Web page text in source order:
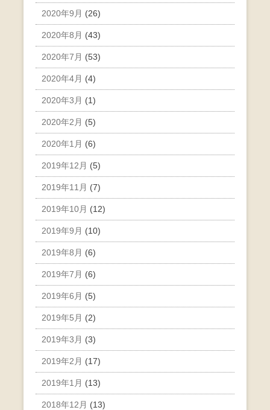
2020年9月 (26)
2020年8月 (43)
2020年7月 (53)
2020年4月 (4)
2020年3月 (1)
2020年2月 (5)
2020年1月 (6)
2019年12月 (5)
2019年11月 (7)
2019年10月 (12)
2019年9月 (10)
2019年8月 (6)
2019年7月 (6)
2019年6月 (5)
2019年5月 (2)
2019年3月 (3)
2019年2月 (17)
2019年1月 (13)
2018年12月 (13)